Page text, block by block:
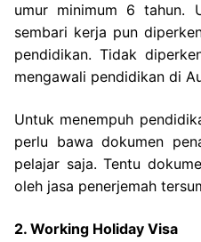
umur minimum 6 tahun.
sembari kerja pun
pendidikan. Tidak
mengawali pendidikan di
Untuk menempuh
perlu bawa dokumen
pelajar saja. Tentu
oleh jasa penerjemah
2. Working Holiday Visa